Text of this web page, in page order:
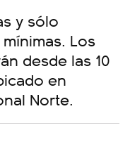
y sólo
Los
desde las 10
en
Norte.